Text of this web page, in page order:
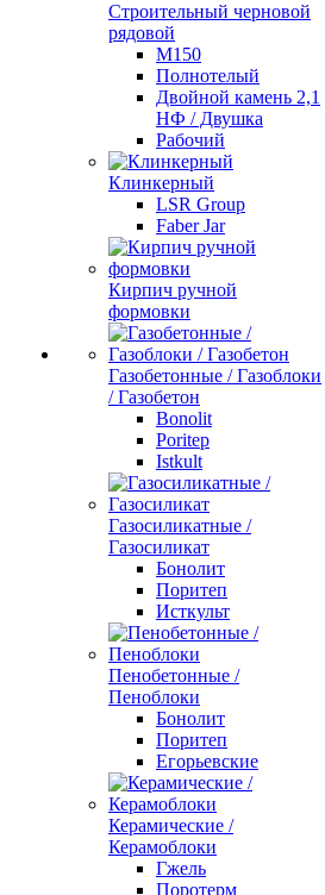
Строительный черновой
рядовой
М150
Полнотелый
Двойной камень 2,1
НФ / Двушка
Рабочий
Клинкерный
LSR Group
Faber Jar
Кирпич ручной
формовки
Газобетонные / Газоблоки
/ Газобетон
Bonolit
Poritep
Istkult
Газосиликатные /
Газосиликат
Бонолит
Поритеп
Исткульт
Пенобетонные /
Пеноблоки
Бонолит
Поритеп
Егорьевские
Керамические /
Керамоблоки
Гжель
Поротерм